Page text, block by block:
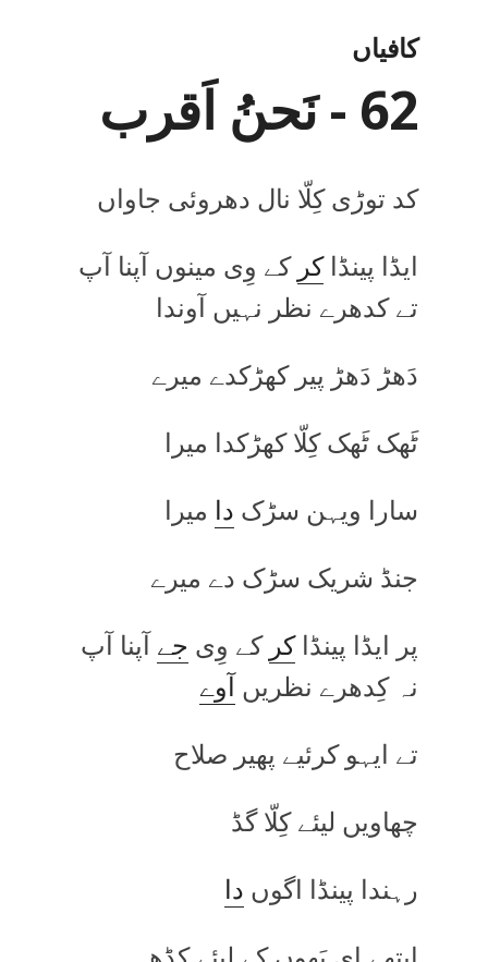
کافیاں
62 - نَحنُ اَقرب
کد توڑی کِلّا نال دھروئی جاواں
ایڈا پینڈاکر کے وِی مینوں آپنا آپ
تے کدھرے نظر نہیں آوندا
دَھڑ دَھڑ پیر کھڑکدے میرے
ٹَھک ٹَھک کِلّا کھڑکدا میرا
سارا ویہن سڑک دا میرا
جنڈ شریک سڑک دے میرے
پر ایڈا پینڈاکر کے وِی جےآپنا آپ
نہ کِدھرے نظریںآوے
تے ایہو کرئیے پھیر صلاح
چھاویں لیئے کِلّا گڈ
رہندا پینڈا اگوں دا